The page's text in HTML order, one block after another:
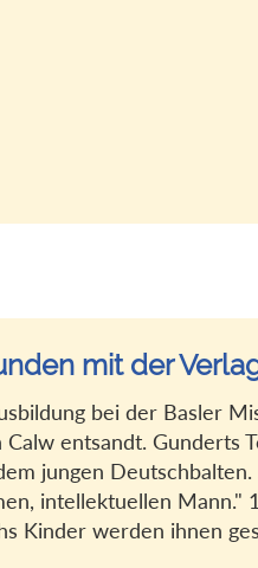
mit der
bei der Basler
Calw entsandt. Gunderts
jungen
intellektuellen Mann."
Kinder werden ihnen